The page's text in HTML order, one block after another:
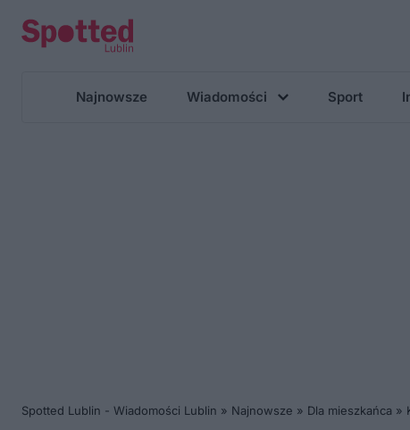
Najnowsze Wiadomości Sport
Spotted Lublin - Wiadomości Lublin » Najnowsze » Dla mieszkańca »